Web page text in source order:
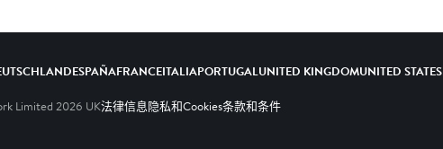
ESPAÑAFRANCEITALIAPORTUGALUNITED KINGDOMUNITED STATES
Limited 2026 UK法律信息隐私和Cookies条款和条件